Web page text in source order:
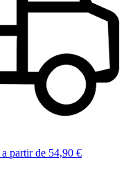
a partir de 54,90 €